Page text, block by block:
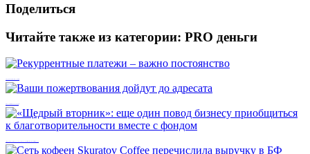
Поделиться
Читайте также из категории: PRO деньги